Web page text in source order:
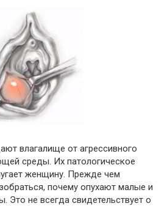
влагалище от агрессивного
среды. Их патологическое
женщину. Прежде чем
почему опухают малые и
Это не всегда свидетельствует о